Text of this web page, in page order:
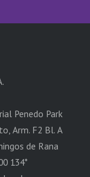
Penedo Park
Arm. F2 Bl. A
de Rana
134*